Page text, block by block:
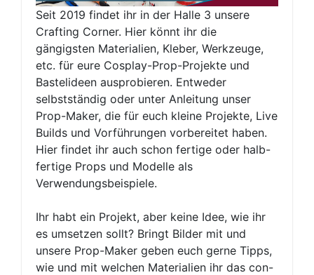
Seit 2019 findet ihr in der Halle 3 unsere
Crafting Corner. Hier könnt ihr die
gängigsten Materialien, Kleber, Werkzeuge,
etc. für eure Cosplay-Prop-Projekte und
Bastelideen ausprobieren. Entweder
selbstständig oder unter Anleitung unser
Prop-Maker, die für euch kleine Projekte, Live
Builds und Vorführungen vorbereitet haben.
Hier findet ihr auch schon fertige oder halb-
fertige Props und Modelle als
Verwendungsbeispiele.
Ihr habt ein Projekt, aber keine Idee, wie ihr
es umsetzen sollt? Bringt Bilder mit und
unsere Prop-Maker geben euch gerne Tipps,
wie und mit welchen Materialien ihr das con-